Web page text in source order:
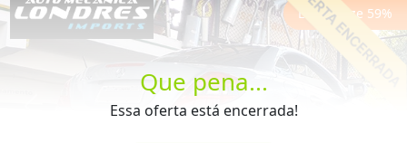
Que pena...
Essa oferta está encerrada!
Economize 59%